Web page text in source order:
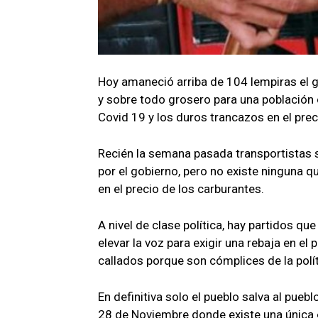
Hoy amaneció arriba de 104 lempiras el
y sobre todo grosero para una
Covid 19 y los duros trancazos en el
Recién la semana pasada
por el gobierno, pero no existe ninguna
en el precio de los carburantes.
A nivel de clase política, hay partidos
elevar la voz para exigir una rebaja en
callados porque son cómplices de la
En definitiva solo el pueblo salva al
28 de Noviembre donde existe una